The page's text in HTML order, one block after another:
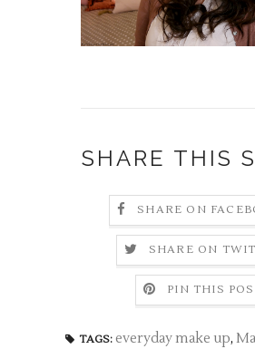
SHARE THIS
SHARE ON
SHARE ON
PIN THIS
TAGS: everyday make up,